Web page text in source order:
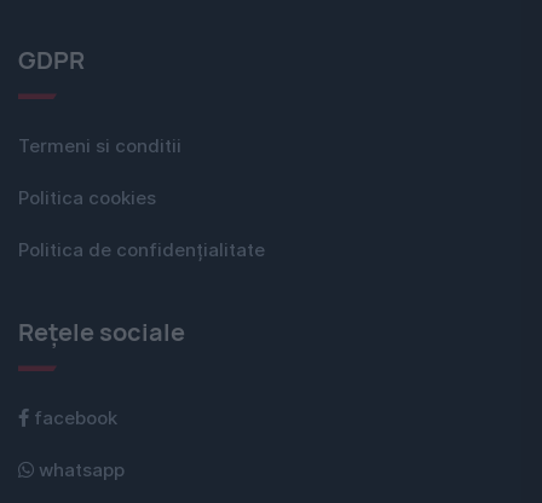
GDPR
Termeni si conditii
Politica cookies
Politica de confidențialitate
Rețele sociale
facebook
whatsapp